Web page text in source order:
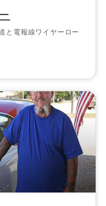
と電報線ワイヤーロー